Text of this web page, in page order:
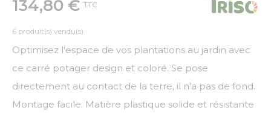
134,80 € TTC
6 produit(s) vendu(s)
Optimisez l'espace de vos plantations au jardin avec
ce carré potager design et coloré. Se pose
directement au contact de la terre, il n'a pas de fond.
Montage facile. Matière plastique solide et résistante